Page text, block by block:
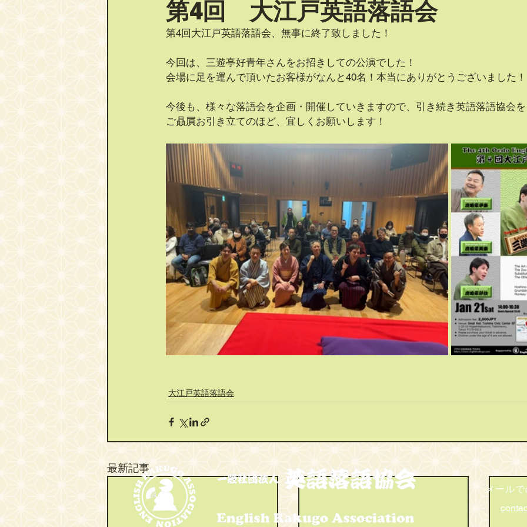
第4回 大江戸英語落語会
第4回大江戸英語落語会、無事に終了致しました！
今回は、三遊亭好青年さんをお招きしての公演でした！
会場に足を運んで頂いたお客様がなんと40名！本当にありがとうございました！
今後も、様々な落語会を企画・開催していきますので、引き続き英語落語協会を
ご贔屓お引き立てのほど、宜しくお願いします！
大江戸英語落語会
最新記事
メール